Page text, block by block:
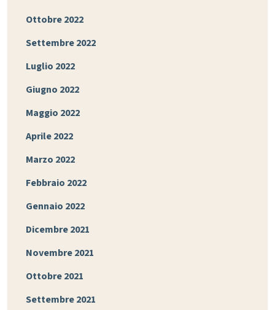
Ottobre 2022
Settembre 2022
Luglio 2022
Giugno 2022
Maggio 2022
Aprile 2022
Marzo 2022
Febbraio 2022
Gennaio 2022
Dicembre 2021
Novembre 2021
Ottobre 2021
Settembre 2021